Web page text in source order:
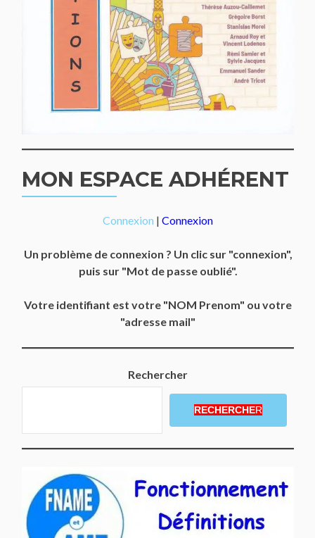
MON ESPACE ADHÉRENT
Connexion | Connexion
Un problème de connexion ? Un clic sur "connexion",
puis sur "Mot de passe oublié".
Votre identifiant est votre "NOM Prenom" ou votre
"adresse mail"
Rechercher
RECHERCHER